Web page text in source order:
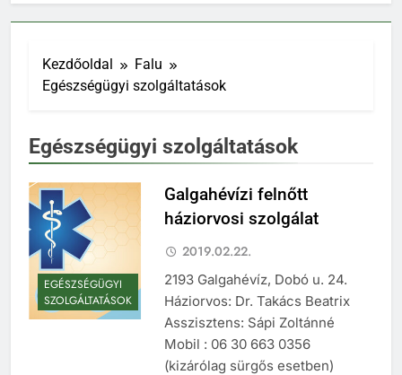
Kezdőoldal
Falu
Egészségügyi szolgáltatások
Egészségügyi szolgáltatások
EGÉSZSÉGÜGYI
SZOLGÁLTATÁSOK
Galgahévízi felnőtt
háziorvosi szolgálat
2019.02.22.
2193 Galgahévíz, Dobó u. 24.
Háziorvos: Dr. Takács Beatrix
Asszisztens: Sápi Zoltánné
Mobil : 06 30 663 0356
(kizárólag sürgős esetben)